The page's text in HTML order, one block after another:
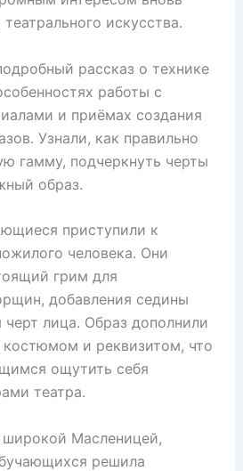
искусства.
рассказ о технике
работы с
и приёмах создания
Узнали, как правильно
гамму, подчеркнуть черты
образ.
приступили к
человека. Они
грим для
добавления седины
лица. Образ дополнили
и реквизитом, что
ощутить себя
театра.
широкой Масленицей,
решила